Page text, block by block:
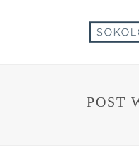
POST